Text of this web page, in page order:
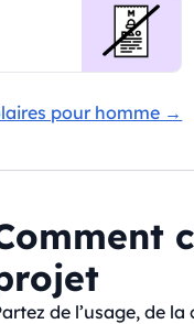
pour homme →
de l’usage, de